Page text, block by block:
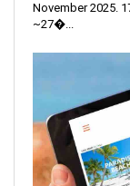
November 2025.
~27�...